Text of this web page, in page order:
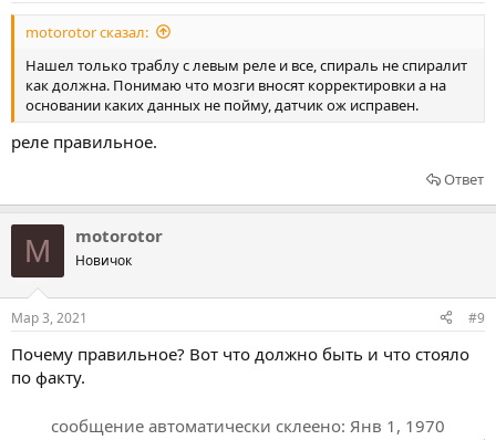
motorotor сказал:
Нашел только траблу с левым реле и все, спираль не спиралит
как должна. Понимаю что мозги вносят корректировки а на
основании каких данных не пойму, датчик ож исправен.
реле правильное.
Ответ
M motorotor
Новичок
Мар 3, 2021 #9
Почему правильное? Вот что должно быть и что стояло
по факту.
сообщение автоматически склеено: Янв 1, 1970